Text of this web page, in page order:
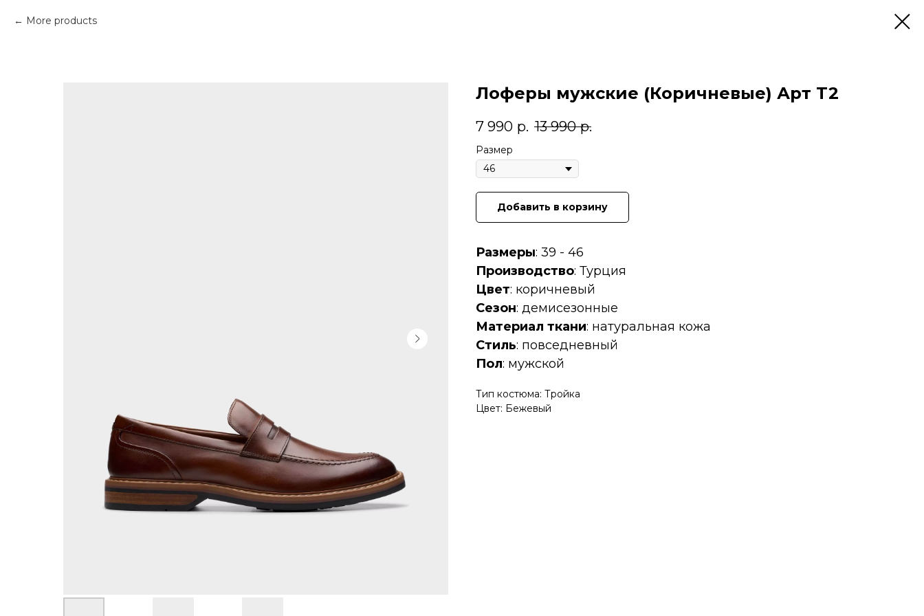
More products
Лоферы мужские (Коричневые) Арт T2
7 990 р. 13 990 р.
Размер
Добавить в корзину
Размеры: 39 - 46
Производство: Турция
Цвет: коричневый
Сезон: демисезонные
Материал ткани: натуральная кожа
Стиль: повседневный
Пол: мужской
Тип костюма: Тройка
Цвет: Бежевый